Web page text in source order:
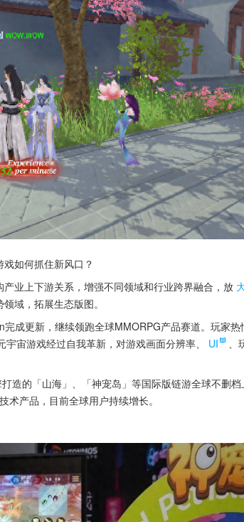
如何抓住新风口？
业上下游关系，增强不同领域和行业跨界融合，放
域，拓展生态版图。
成更新，继续领跑全球MMORPG产品赛道。玩家热
宙游戏经过自我革新，对游戏画面分辨率、
UI
的「山海」、「神宠岛」等国际版链游全球不删档
技术产品，目前全球用户持续增长。